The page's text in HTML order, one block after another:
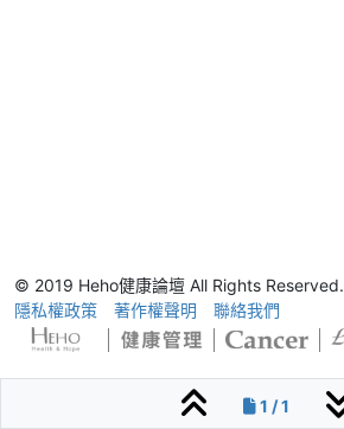
1 / 1
© 2019 Heho健康論壇 All Rights Reserved.
隱私權政策
著作權聲明 聯絡我們